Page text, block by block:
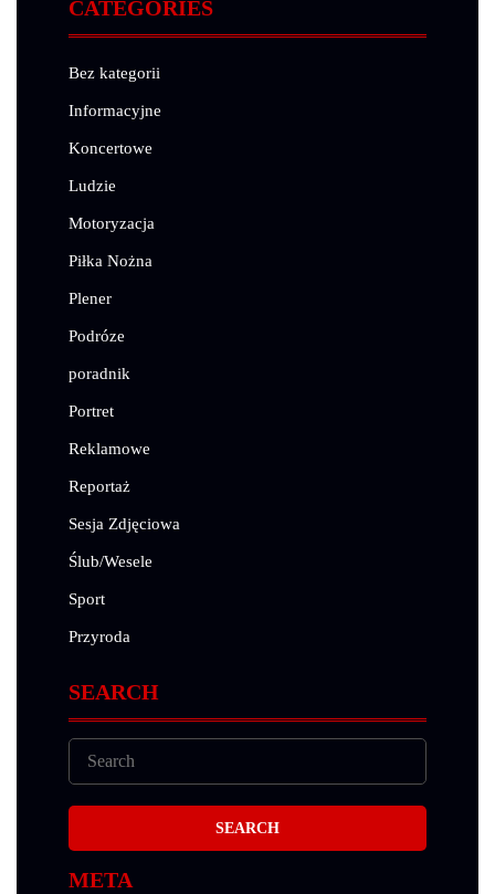
CATEGORIES
Bez kategorii
Informacyjne
Koncertowe
Ludzie
Motoryzacja
Piłka Nożna
Plener
Podróze
poradnik
Portret
Reklamowe
Reportaż
Sesja Zdjęciowa
Ślub/Wesele
Sport
Przyroda
SEARCH
META